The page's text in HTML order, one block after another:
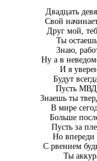
Двадцать
Свой
Друг мой,
Ты
Знаю,
Ну а в
И я
Будут
Пусть МВД
Знаешь ты
В мире
Больше
Пусть за
Но впереди
С рвением
Ты